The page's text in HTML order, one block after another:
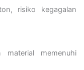
risiko kegagalan
material memenuhi